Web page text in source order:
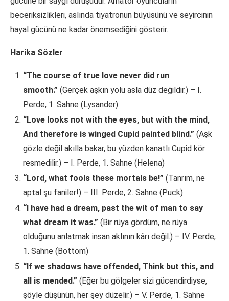
beceriksizlikleri, aslında tiyatronun büyüsünü ve seyircinin
hayal gücünü ne kadar önemsediğini gösterir.
Harika Sözler
“The course of true love never did run
smooth.” (Gerçek aşkın yolu asla düz değildir.) – I.
Perde, 1. Sahne (Lysander)
“Love looks not with the eyes, but with the mind,
And therefore is winged Cupid painted blind.” (Aşk
gözle değil akılla bakar, bu yüzden kanatlı Cupid kör
resmedilir.) – I. Perde, 1. Sahne (Helena)
“Lord, what fools these mortals be!” (Tanrım, ne
aptal şu faniler!) – III. Perde, 2. Sahne (Puck)
“I have had a dream, past the wit of man to say
what dream it was.” (Bir rüya gördüm, ne rüya
olduğunu anlatmak insan aklının kârı değil.) – IV. Perde,
1. Sahne (Bottom)
“If we shadows have offended, Think but this, and
all is mended.” (Eğer bu gölgeler sizi gücendirdiyse,
şöyle düşünün, her şey düzelir.) – V. Perde, 1. Sahne